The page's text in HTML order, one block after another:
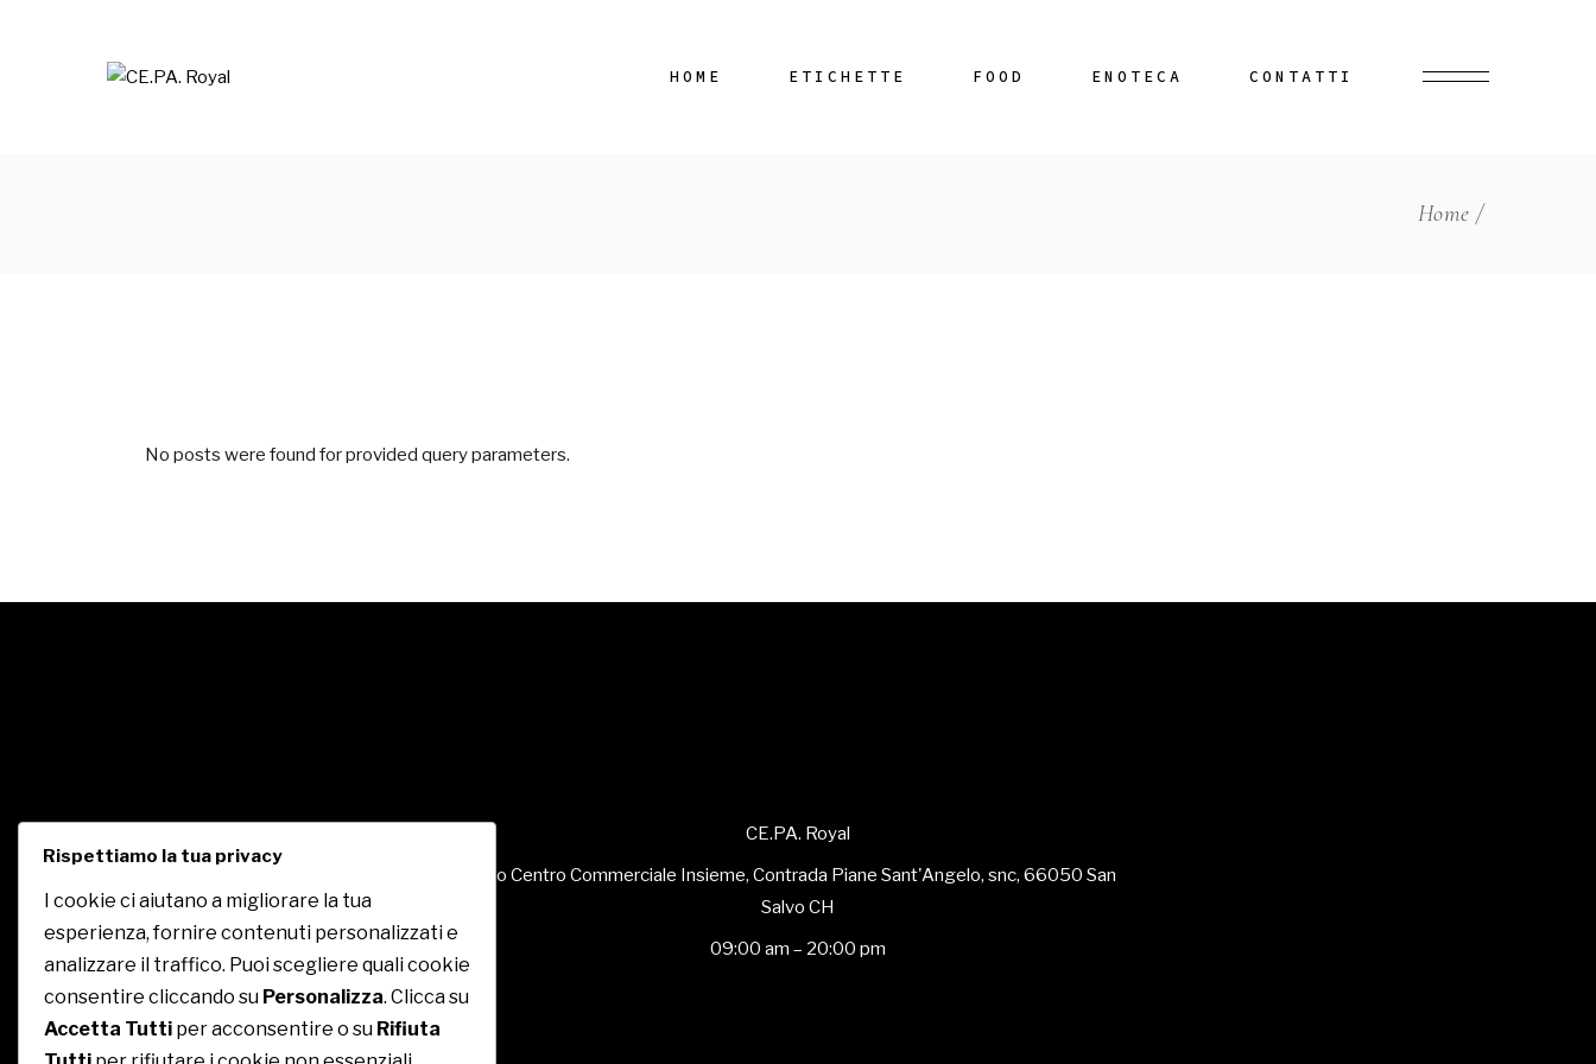
HOME ETICHETTE FOOD ENOTECA CONTATTI
Home
No posts were found for provided query parameters.
CE.PA. Royal
c/o Centro Commerciale Insieme, Contrada Piane Sant'Angelo, snc, 66050 San
Salvo CH
09:00 am – 20:00 pm
Rispettiamo la tua privacy
I cookie ci aiutano a migliorare la tua
esperienza, fornire contenuti personalizzati e
analizzare il traffico. Puoi scegliere quali cookie
consentire cliccando su Personalizza. Clicca su
Accetta Tutti per acconsentire o su Rifiuta